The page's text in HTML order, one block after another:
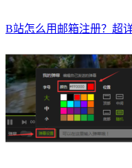
B站怎么用邮箱注册？超